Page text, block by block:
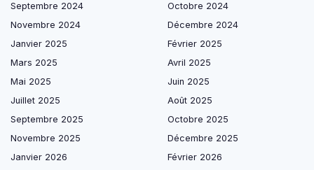
Septembre 2024
Octobre 2024
Novembre 2024
Décembre 2024
Janvier 2025
Février 2025
Mars 2025
Avril 2025
Mai 2025
Juin 2025
Juillet 2025
Août 2025
Septembre 2025
Octobre 2025
Novembre 2025
Décembre 2025
Janvier 2026
Février 2026